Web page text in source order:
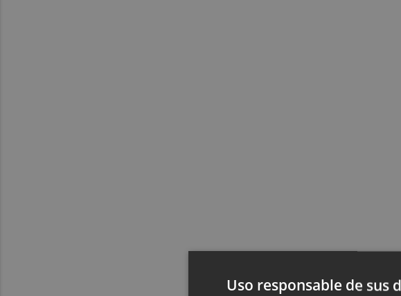
Uso responsable de sus